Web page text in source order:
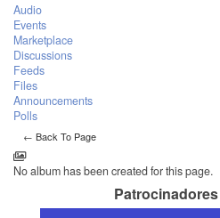
Audio
Events
Marketplace
Discussions
Feeds
Files
Announcements
Polls
← Back To Page
No album has been created for this page.